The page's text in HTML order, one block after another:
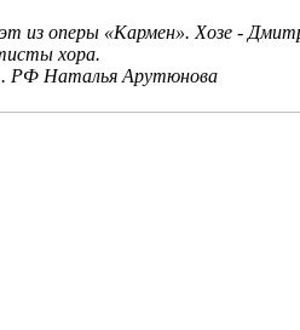
из оперы «Кармен». Хозе -
хора.
РФ Наталья Арутюнова